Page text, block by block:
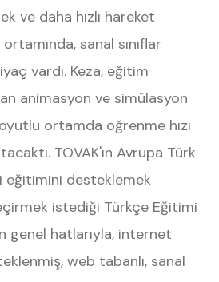
ve daha hızlı hareket
sanal sınıflar
vardı. Keza, eğitim
animasyon ve simülasyon
ortamda öğrenme hızı
TOVAK'ın Avrupa Türk
eğitimini desteklemek
istediği Türkçe Eğitimi
genel hatlarıyla, internet
web tabanlı, sanal